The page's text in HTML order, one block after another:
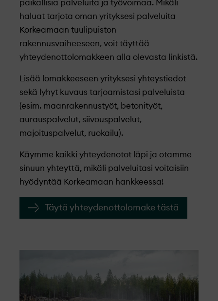
paikallisia palveluita ja työvoimaa. Mikäli
haluat tarjota oman yrityksesi palveluita
Korkeamaan tuulipuiston
rakennusvaiheeseen, voit täyttää
yhteydenottolomakkeen alla olevasta linkistä.
Lisää lomakkeeseen yrityksesi yhteystiedot
sekä lyhyt kuvaus tarjoamistasi palveluista
(esim. maanrakennustyöt, betonityöt,
aurauspalvelut, siivouspalvelut,
majoituspalvelut, ruokailu).
Käymme kaikki yhteydenotot läpi ja otamme
sinuun yhteyttä, mikäli palveluitasi voitaisiin
hyödyntää Korkeamaan hankkeessa!
Täytä yhteydenottolomake tästä